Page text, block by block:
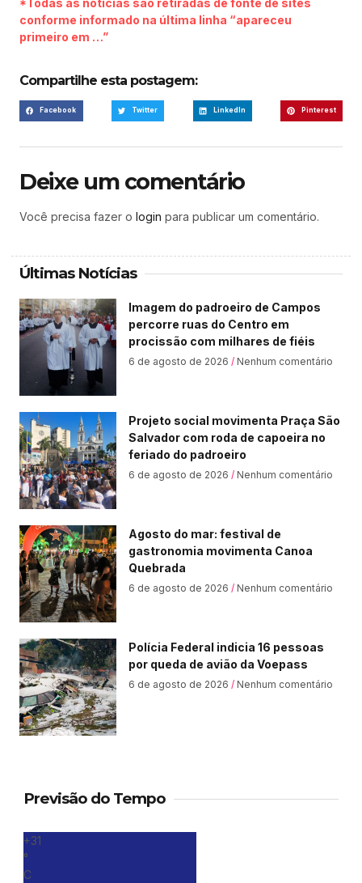
*Todas as notícias são retiradas de fonte de sites
conforme informado na última linha “apareceu
primeiro em …”
Compartilhe esta postagem:
Facebook Twitter LinkedIn Pinterest
Deixe um comentário
Você precisa fazer o login para publicar um comentário.
Últimas Notícias
Imagem do padroeiro de Campos
percorre ruas do Centro em
procissão com milhares de fiéis
6 de agosto de 2026 Nenhum comentário
Projeto social movimenta Praça São
Salvador com roda de capoeira no
feriado do padroeiro
6 de agosto de 2026 Nenhum comentário
Agosto do mar: festival de
gastronomia movimenta Canoa
Quebrada
6 de agosto de 2026 Nenhum comentário
Polícia Federal indicia 16 pessoas
por queda de avião da Voepass
6 de agosto de 2026 Nenhum comentário
Previsão do Tempo
+31
°
C